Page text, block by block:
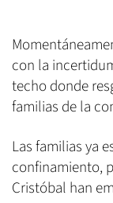
con la
techo donde
familias de la
Las familias ya
confinamiento,
Cristóbal han